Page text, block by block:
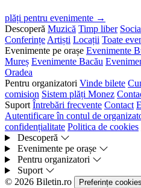
plăți pentru evenimente →
Descoperă Muzică Timp liber
Conferințe Artiști Locații Toate
Evenimente pe orașe Evenimente
Mureș Evenimente Bacău
Oradea
Pentru organizatori Vinde bilete
comision Sistem plăți Monez
Suport Întrebări frecvente Contact
Autentificare în contul de
confidențialitate Politica de cookies
Descoperă
Evenimente pe orașe
Pentru organizatori
Suport
© 2026 Biletin.ro
Preferințe cookies